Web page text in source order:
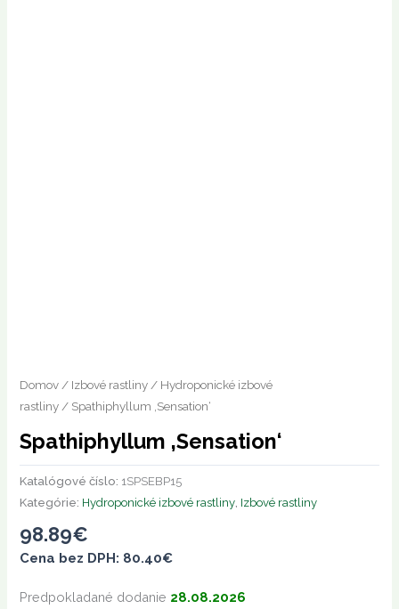
Domov/ Izbové rastliny/ Hydroponické izbové
rastliny/ Spathiphyllum ‚Sensation‘
Spathiphyllum ‚Sensation‘
Katalógové číslo: 1SPSEBP15
Kategórie: Hydroponické izbové rastliny, Izbové rastliny
98.89€
Cena bez DPH: 80.40€
Predpokladané dodanie 28.08.2026